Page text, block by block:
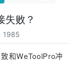
失败？
1985
和WeToolPro冲